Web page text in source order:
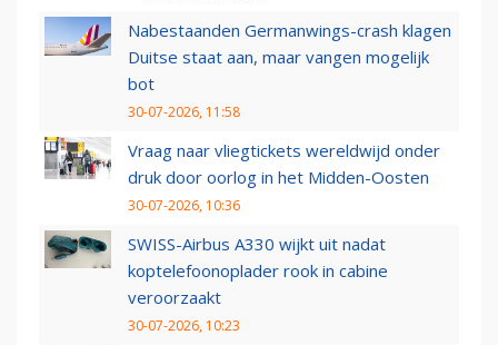
Nabestaanden Germanwings-crash klagen
Duitse staat aan, maar vangen mogelijk
bot
30-07-2026, 11:58
Vraag naar vliegtickets wereldwijd onder
druk door oorlog in het Midden-Oosten
30-07-2026, 10:36
SWISS-Airbus A330 wijkt uit nadat
koptelefoonoplader rook in cabine
veroorzaakt
30-07-2026, 10:23